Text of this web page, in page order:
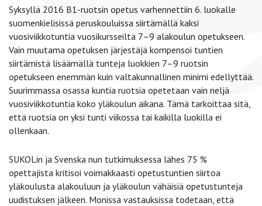
Syksyllä 2016 B1-ruotsin opetus varhennettiin 6. luokalle
suomenkielisissä peruskouluissa siirtämällä kaksi
vuosiviikkotuntia vuosikursseilta 7–9 alakoulun opetukseen.
Vain muutama opetuksen järjestäjä kompensoi tuntien
siirtämistä lisäämällä tunteja luokkien 7–9 ruotsin
opetukseen enemmän kuin valtakunnallinen minimi edellyttää.
Suurimmassa osassa kuntia ruotsia opetetaan vain neljä
vuosiviikkotuntia koko yläkoulun aikana. Tämä tarkoittaa sitä,
että ruotsia on yksi tunti viikossa tai kaikilla luokilla ei
ollenkaan.
SUKOLin ja Svenska nun tutkimuksessa lähes 75 %
opettajista kritisoi voimakkaasti opetustuntien siirtoa
yläkoulusta alakouluun ja yläkoulun vähäisiä opetustunteja
uudistuksen jälkeen. Monissa vastauksissa todetaan, että